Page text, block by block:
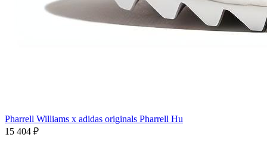
Pharrell Williams x adidas originals Pharrell Hu
15 404 ₽